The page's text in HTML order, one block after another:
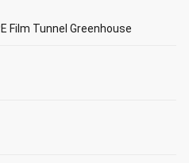
Film Tunnel Greenhouse